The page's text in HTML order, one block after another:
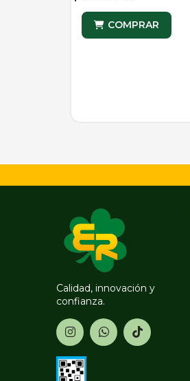
COMPRAR
Calidad, innovación y
confianza.